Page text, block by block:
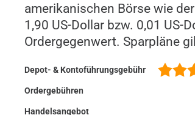
amerikanischen Börse wie
1,90 US-Dollar bzw. 0,01 US-
Ordergegenwert. Sparpläne
Depot- & Kontoführungsgebühr
Ordergebühren
Handelsangebot